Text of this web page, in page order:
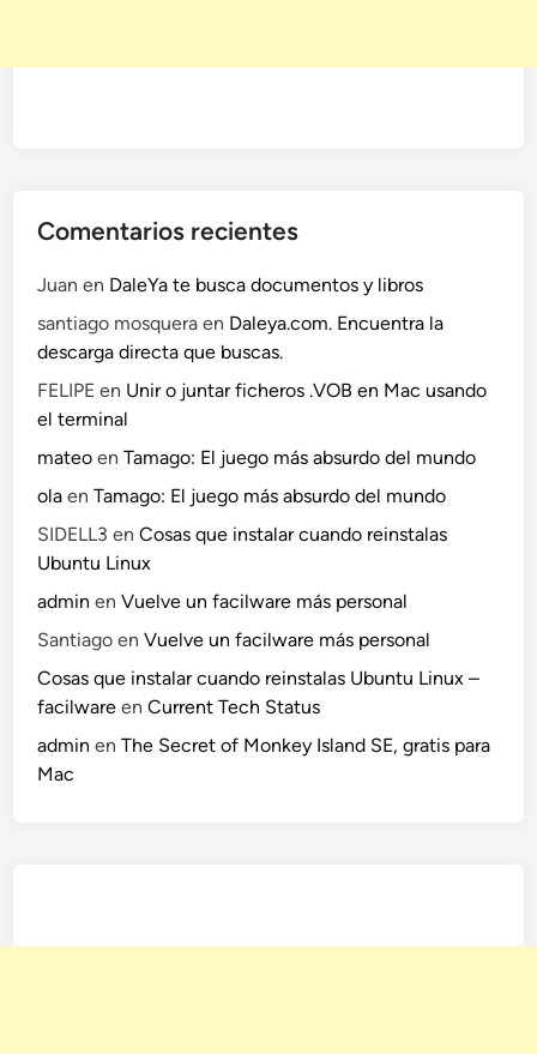
e
d
l
s
e
e
s
o
i
a
l
e
Comentarios recientes
Juan en DaleYa te busca documentos y libros
santiago mosquera en Daleya.com. Encuentra la
descarga directa que buscas.
FELIPE en Unir o juntar ficheros .VOB en Mac usando
el terminal
mateo enTamago: El juego más absurdo del mundo
ola enTamago: El juego más absurdo del mundo
SIDELL3 enCosas que instalar cuando reinstalas
Ubuntu Linux
admin enVuelve un facilware más personal
Santiago enVuelve un facilware más personal
Cosas que instalar cuando reinstalas Ubuntu Linux –
facilware enCurrent Tech Status
admin enThe Secret of Monkey Island SE, gratis para
Mac